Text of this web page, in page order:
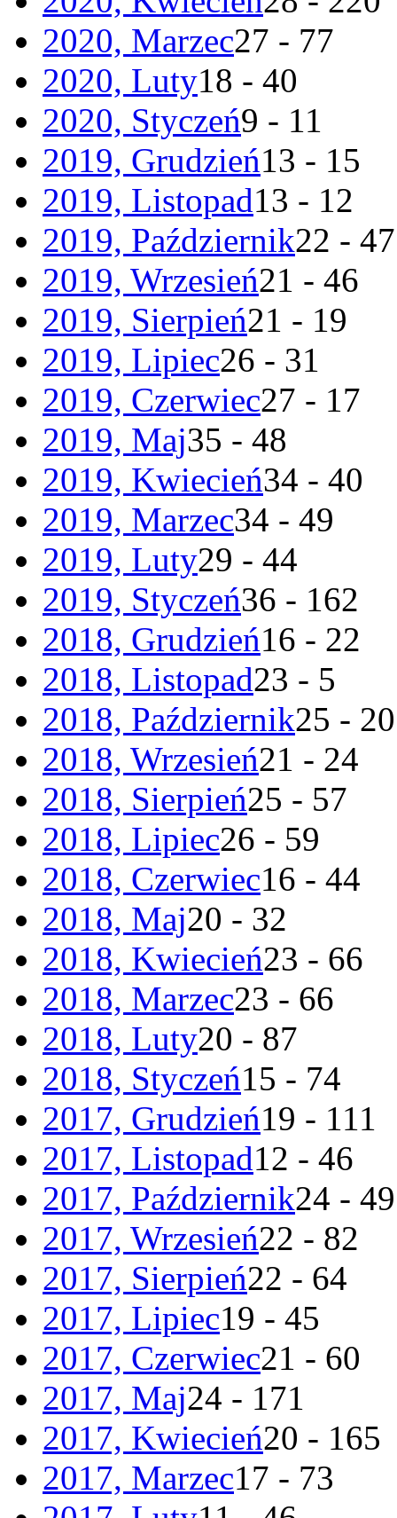
2020, Marzec27 - 77
2020, Luty18 - 40
2020, Styczeń9 - 11
2019, Grudzień13 - 15
2019, Listopad13 - 12
2019, Październik22 - 47
2019, Wrzesień21 - 46
2019, Sierpień21 - 19
2019, Lipiec26 - 31
2019, Czerwiec27 - 17
2019, Maj35 - 48
2019, Kwiecień34 - 40
2019, Marzec34 - 49
2019, Luty29 - 44
2019, Styczeń36 - 162
2018, Grudzień16 - 22
2018, Listopad23 - 5
2018, Październik25 - 20
2018, Wrzesień21 - 24
2018, Sierpień25 - 57
2018, Lipiec26 - 59
2018, Czerwiec16 - 44
2018, Maj20 - 32
2018, Kwiecień23 - 66
2018, Marzec23 - 66
2018, Luty20 - 87
2018, Styczeń15 - 74
2017, Grudzień19 - 111
2017, Listopad12 - 46
2017, Październik24 - 49
2017, Wrzesień22 - 82
2017, Sierpień22 - 64
2017, Lipiec19 - 45
2017, Czerwiec21 - 60
2017, Maj24 - 171
2017, Kwiecień20 - 165
2017, Marzec17 - 73